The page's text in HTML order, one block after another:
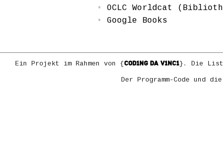
OCLC Worldcat
Google Books
Ein Projekt im Rahmen von {COD1NG DA V1NC1}. Die
Der Programm-Code und